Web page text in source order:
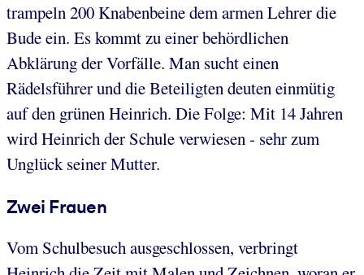
trampeln 200 Knabenbeine dem armen Lehrer die
Bude ein. Es kommt zu einer behördlichen
Abklärung der Vorfälle. Man sucht einen
Rädelsführer und die Beteiligten deuten einmütig
auf den grünen Heinrich. Die Folge: Mit 14 Jahren
wird Heinrich der Schule verwiesen - sehr zum
Unglück seiner Mutter.
Zwei Frauen
Vom Schulbesuch ausgeschlossen, verbringt